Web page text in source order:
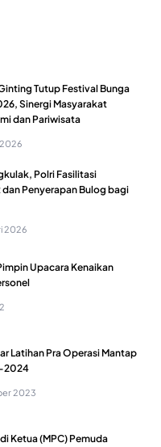
Tutup Festival Bunga
Sinergi Masyarakat
dan Pariwisata
Polri Fasilitasi
dan Penyerapan Bulog bagi
2026
Upacara Kenaikan
Latihan Pra Operasi Mantap
2024
2023
Ketua (MPC) Pemuda